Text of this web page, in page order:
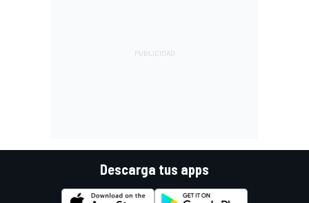
Descarga tus apps